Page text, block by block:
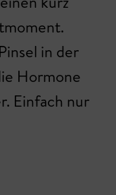
in der
Hormone
Einfach nur